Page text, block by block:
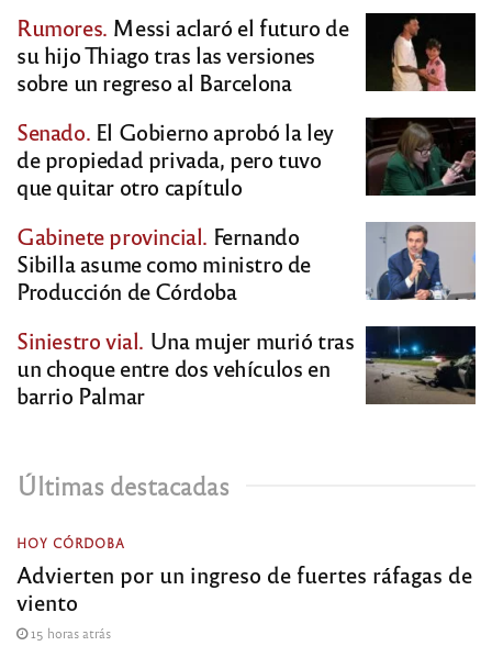
Rumores. Messi aclaró el futuro de
su hijo Thiago tras las versiones
sobre un regreso al Barcelona
Senado. El Gobierno aprobó la ley
de propiedad privada, pero tuvo
que quitar otro capítulo
Gabinete provincial. Fernando
Sibilla asume como ministro de
Producción de Córdoba
Siniestro vial. Una mujer murió tras
un choque entre dos vehículos en
barrio Palmar
Últimas destacadas
HOY CÓRDOBA
Advierten por un ingreso de fuertes ráfagas de
viento
15 horas atrás